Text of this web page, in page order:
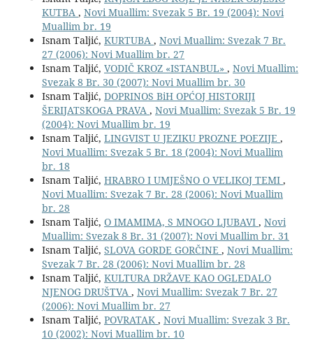
KUTBA , Novi Muallim: Svezak 5 Br. 19 (2004): Novi
Muallim br. 19
Isnam Taljić, KURTUBA , Novi Muallim: Svezak 7 Br.
27 (2006): Novi Muallim br. 27
Isnam Taljić, VODIČ KROZ «ISTANBUL» , Novi Muallim:
Svezak 8 Br. 30 (2007): Novi Muallim br. 30
Isnam Taljić, DOPRINOS BiH OPĆOJ HISTORIJI
ŠERIJATSKOGA PRAVA , Novi Muallim: Svezak 5 Br. 19
(2004): Novi Muallim br. 19
Isnam Taljić, LINGVIST U JEZIKU PROZNE POEZIJE ,
Novi Muallim: Svezak 5 Br. 18 (2004): Novi Muallim
br. 18
Isnam Taljić, HRABRO I UMJEŠNO O VELIKOJ TEMI ,
Novi Muallim: Svezak 7 Br. 28 (2006): Novi Muallim
br. 28
Isnam Taljić, O IMAMIMA, S MNOGO LJUBAVI , Novi
Muallim: Svezak 8 Br. 31 (2007): Novi Muallim br. 31
Isnam Taljić, SLOVA GORDE GORČINE , Novi Muallim:
Svezak 7 Br. 28 (2006): Novi Muallim br. 28
Isnam Taljić, KULTURA DRŽAVE KAO OGLEDALO
NJENOG DRUŠTVA , Novi Muallim: Svezak 7 Br. 27
(2006): Novi Muallim br. 27
Isnam Taljić, POVRATAK , Novi Muallim: Svezak 3 Br.
10 (2002): Novi Muallim br. 10